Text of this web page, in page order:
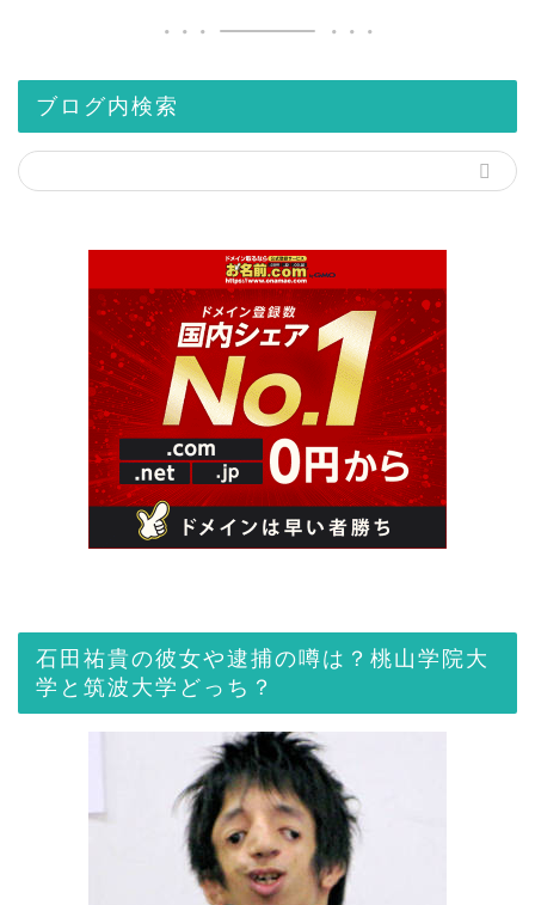
ブログ内検索
石田祐貴の彼女や逮捕の噂は？桃山学院大
学と筑波大学どっち？